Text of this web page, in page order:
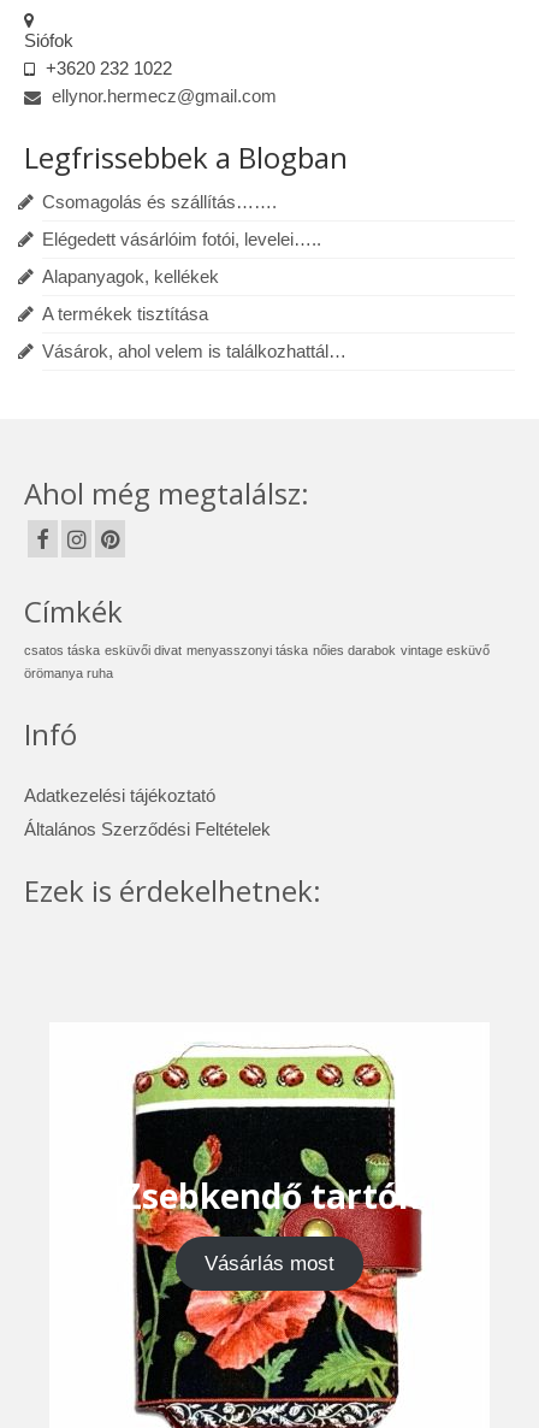
Siófok
+3620 232 1022
ellynor.hermecz@gmail.com
Legfrissebbek a Blogban
Csomagolás és szállítás…….
Elégedett vásárlóim fotói, levelei…..
Alapanyagok, kellékek
A termékek tisztítása
Vásárok, ahol velem is találkozhattál…
Ahol még megtalálsz:
Címkék
csatos táska esküvői divat menyasszonyi táska nőies darabok vintage esküvő
örömanya ruha
Infó
Adatkezelési tájékoztató
Általános Szerződési Feltételek
Ezek is érdekelhetnek:
Zsebkendő tartók
Vásárlás most